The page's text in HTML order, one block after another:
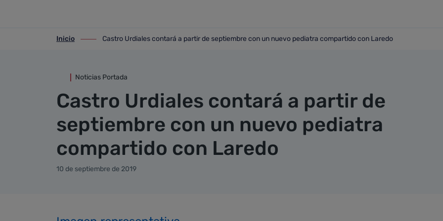
ir-a inicio
Inicio
ir-a Castro Urdiales contará a partir de septiembre con un nuevo pediatra compartido con Laredo
Castro Urdiales contará a partir de septiembre con un nuevo pediatra compartido con Laredo
Noticias Portada
Castro Urdiales contará a partir de
septiembre con un nuevo pediatra
compartido con Laredo
10 de septiembre de 2019